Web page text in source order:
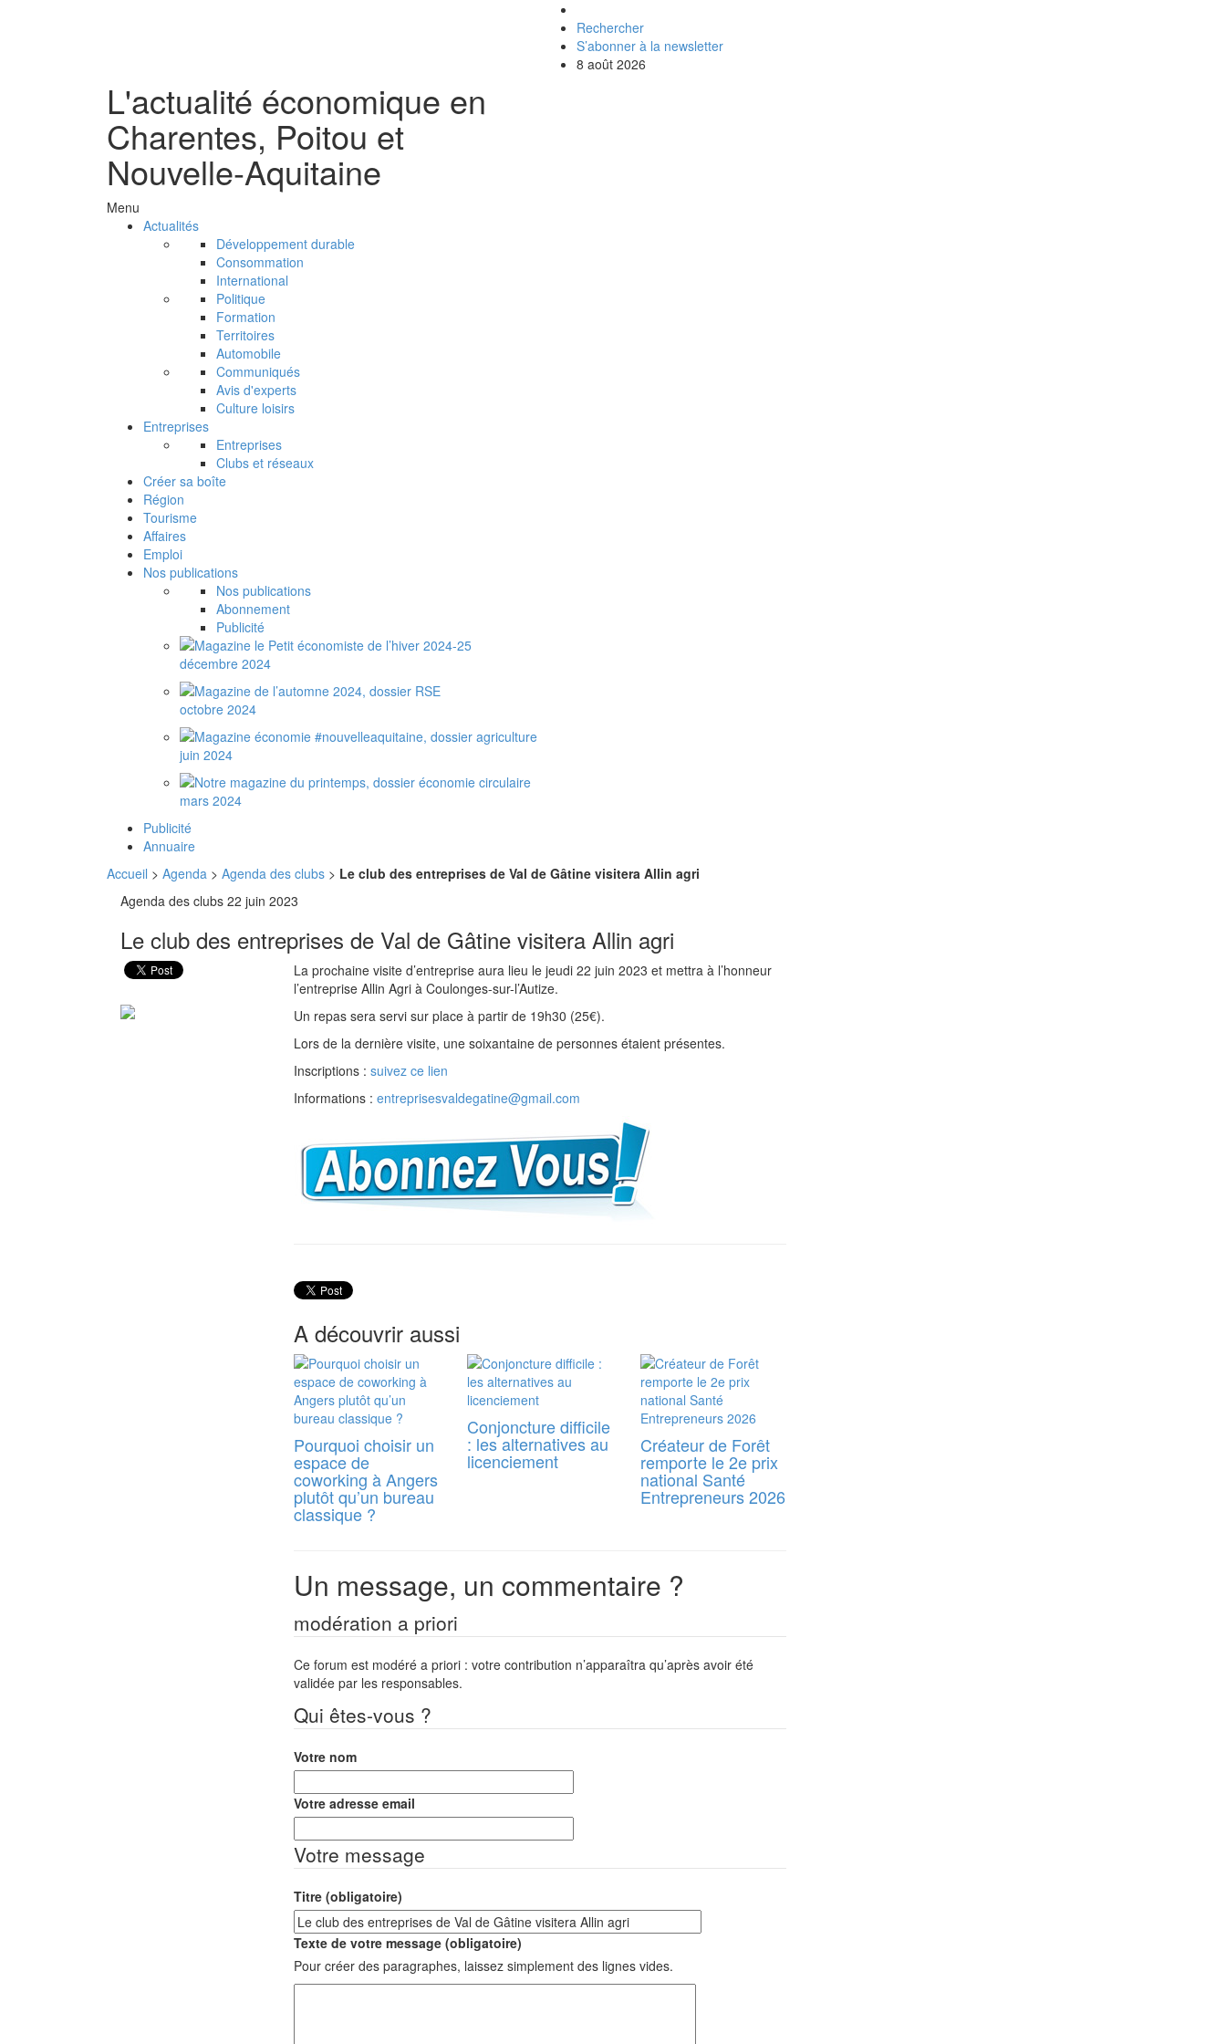
L'actualité économique en
Charentes, Poitou et
Nouvelle-Aquitaine
Rechercher
S’abonner à la newsletter
8 août 2026
Menu
Actualités
Développement durable
Consommation
International
Politique
Formation
Territoires
Automobile
Communiqués
Avis d'experts
Culture loisirs
Entreprises
Entreprises
Clubs et réseaux
Créer sa boîte
Région
Tourisme
Affaires
Emploi
Nos publications
Nos publications
Abonnement
Publicité
décembre 2024
octobre 2024
juin 2024
mars 2024
Publicité
Annuaire
Accueil > Agenda > Agenda des clubs > Le club des entreprises de Val de Gâtine visitera Allin agri
Agenda des clubs 22 juin 2023
Le club des entreprises de Val de Gâtine visitera Allin agri
La prochaine visite d’entreprise aura lieu le jeudi 22 juin 2023 et mettra à l’honneur
l’entreprise Allin Agri à Coulonges-sur-l’Autize.
Un repas sera servi sur place à partir de 19h30 (25€).
Lors de la dernière visite, une soixantaine de personnes étaient présentes.
Inscriptions : suivez ce lien
Informations : entreprisesvaldegatine@gmail.com
A découvrir aussi
Pourquoi choisir un
espace de
coworking à Angers
plutôt qu’un bureau
classique ?
Conjoncture difficile
: les alternatives au
licenciement
Créateur de Forêt
remporte le 2e prix
national Santé
Entrepreneurs 2026
Un message, un commentaire ?
modération a priori
Ce forum est modéré a priori : votre contribution n’apparaîtra qu’après avoir été
validée par les responsables.
Qui êtes-vous ?
Votre nom
Votre adresse email
Votre message
Titre (obligatoire)
Texte de votre message (obligatoire)
Pour créer des paragraphes, laissez simplement des lignes vides.